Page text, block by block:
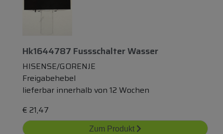
Hk1644787 Fussschalter Wasser
HISENSE/GORENJE
Freigabehebel
lieferbar innerhalb von 12 Wochen
€ 21,47
Zum Produkt